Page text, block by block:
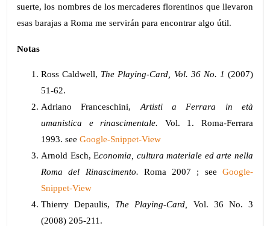
suerte, los nombres de los mercaderes florentinos que llevaron
esas barajas a Roma me servirán para encontrar algo útil.
Notas
Ross Caldwell, The Playing-Card, Vol. 36 No. 1 (2007)
51-62.
Adriano Franceschini, Artisti a Ferrara in età
umanistica e rinascimentale. Vol. 1. Roma-Ferrara
1993. seeGoogle-Snippet-View
Arnold Esch, Economia, cultura materiale ed arte nella
Roma del Rinascimento. Roma 2007 ; see Google-
Snippet-View
Thierry Depaulis, The Playing-Card,
Vol. 36 No. 3
(2008) 205-211.